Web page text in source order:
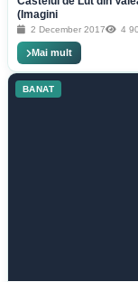
(Imagini
2 December 2017 4
Mai mult
BANAT